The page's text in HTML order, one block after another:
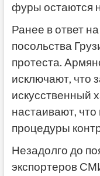
фуры остаются
Ранее в ответ
посольства
протеста.
исключают, что
искусственный
настаивают,
процедуры
Незадолго до
экспортеров